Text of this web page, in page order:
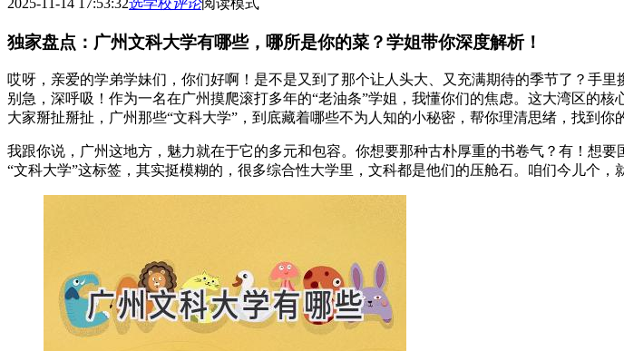
独家盘点：广州文科大学有哪些，哪所是你的菜？学姐带你深度解析！
哎呀，亲爱的学弟学妹们，你们好啊！是不是又到了那个让人头大、又充满期待的季节了？手
别急，深呼吸！作为一名在广州摸爬滚打多年的“老油条”学姐，我懂你们的焦虑。这大湾区的
大家掰扯掰扯，广州那些“文科大学”，到底藏着哪些不为人知的小秘密，帮你理清思绪，找到你
我跟你说，广州这地方，魅力就在于它的多元和包容。你想要那种古朴厚重的书卷气？有！想
“文科大学”这标签，其实挺模糊的，很多综合性大学里，文科都是他们的压舱石。咱们今儿个